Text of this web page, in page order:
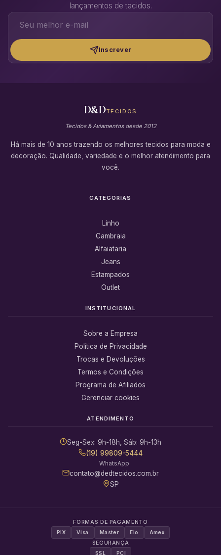
lançamentos de tecidos.
Inscrever
D&DTECIDOS
Tecidos & Aviamentos desde 2012
Há mais de 10 anos trazendo os melhores tecidos para moda e
decoração. Qualidade, variedade e o melhor atendimento para
você.
CATEGORIAS
Linho
Cambraia
Alfaiataria
Jeans
Estampados
Outlet
INSTITUCIONAL
Sobre a Empresa
Política de Privacidade
Trocas e Devoluções
Termos e Condições
Programa de Afiliados
Gerenciar cookies
ATENDIMENTO
Seg-Sex: 9h-18h, Sáb: 9h-13h
(19) 99809-5444
WhatsApp
contato@dedtecidos.com.br
SP
FORMAS DE PAGAMENTO
PIX Visa Master Elo Amex
SEGURANÇA
SSL PCI